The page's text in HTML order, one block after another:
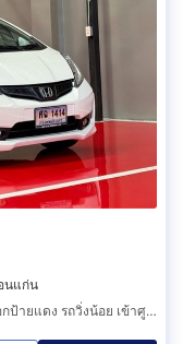
นแก่น
😍 2013 HONDA JAZZ รุ่น TOP 😍 รถมือเดียวออกป้ายแดง รถวิ่งน้อย เข้าศูนย์ตามระยะ รถไม่เคยมีอุบัติเหตุครับ